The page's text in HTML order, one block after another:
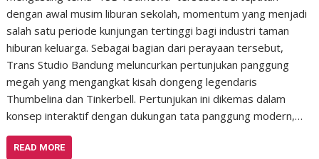
dengan awal musim liburan sekolah, momentum yang menjadi
salah satu periode kunjungan tertinggi bagi industri taman
hiburan keluarga. Sebagai bagian dari perayaan tersebut,
Trans Studio Bandung meluncurkan pertunjukan panggung
megah yang mengangkat kisah dongeng legendaris
Thumbelina dan Tinkerbell. Pertunjukan ini dikemas dalam
konsep interaktif dengan dukungan tata panggung modern,…
READ MORE